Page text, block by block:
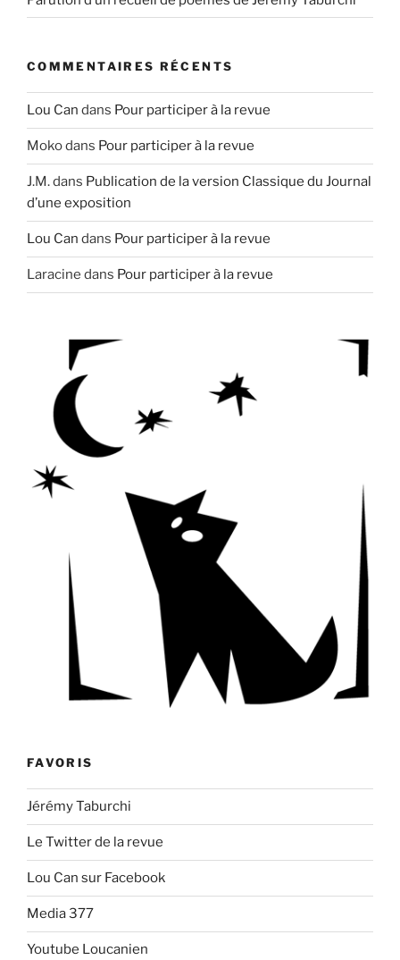
COMMENTAIRES RÉCENTS
Lou Can dans Pour participer à la revue
Mokodans Pour participer à la revue
J.M.dans Publication de la version Classique du Journal
d’une exposition
Lou Can dans Pour participer à la revue
Laracine dans Pour participer à la revue
FAVORIS
Jérémy Taburchi
Le Twitter de la revue
Lou Can sur Facebook
Media 377
Youtube Loucanien